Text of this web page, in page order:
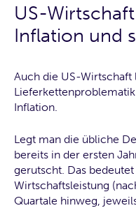
US-
Inflation und
Auch die US-
Inflation.
Legt man die übliche
bereits in der ersten
gerutscht. Das
Wirtschaftsleistung
Quartale hinweg,